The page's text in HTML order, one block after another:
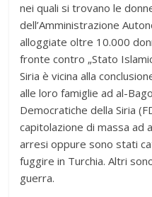
nei quali si trovano le
dell’Amministrazione
alloggiate oltre 10.000
fronte contro „Stato
Siria è vicina alla
alle loro famiglie ad al-
Democratiche della Siria
capitolazione di massa ad
arresi oppure sono stati
fuggire in Turchia. Altri
guerra.